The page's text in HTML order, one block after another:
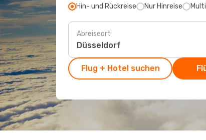
Hin- und Rückreise Nur Hinreise
Abreiseort
Flug + Hotel suchen